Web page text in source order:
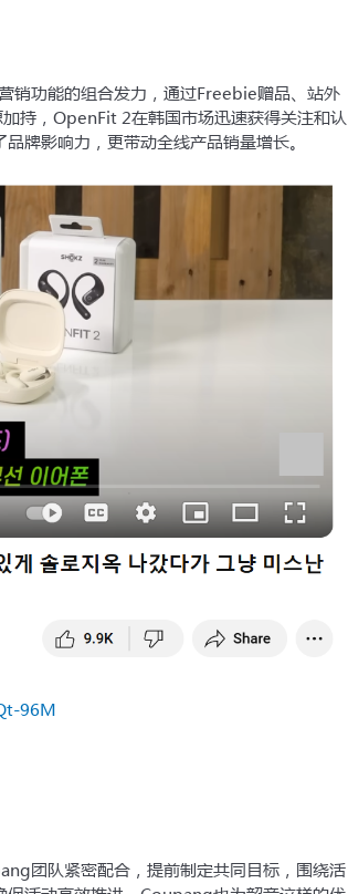
销功能的组合发力，通过Freebie赠品、站外
持，OpenFit 2在韩国市场迅速获得关注和认
牌影响力，更带动全线产品销量增长。
96M
团队紧密配合，提前制定共同目标，围绕活